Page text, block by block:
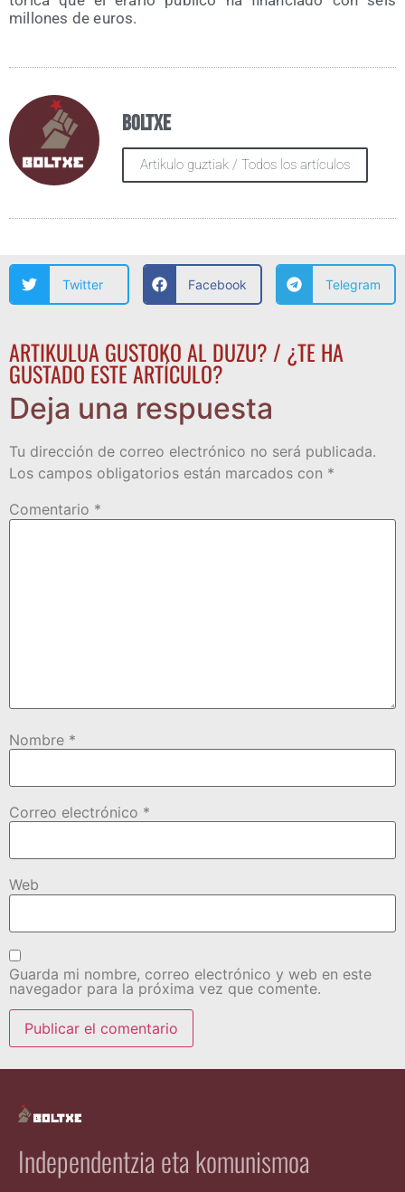
millo­nes de euros.
Boltxe
Artikulo guztiak / Todos los artículos
Twitter Facebook Telegram
ARTIKULUA GUSTOKO AL DUZU? / ¿TE HA
GUSTADO ESTE ARTÍCULO?
Deja una respuesta
Tu dirección de correo electrónico no será publicada.
Los campos obligatorios están marcados con *
Comentario *
Nombre *
Correo electrónico *
Web
Guarda mi nombre, correo electrónico y web en este
navegador para la próxima vez que comente.
Independentzia eta komunismoa